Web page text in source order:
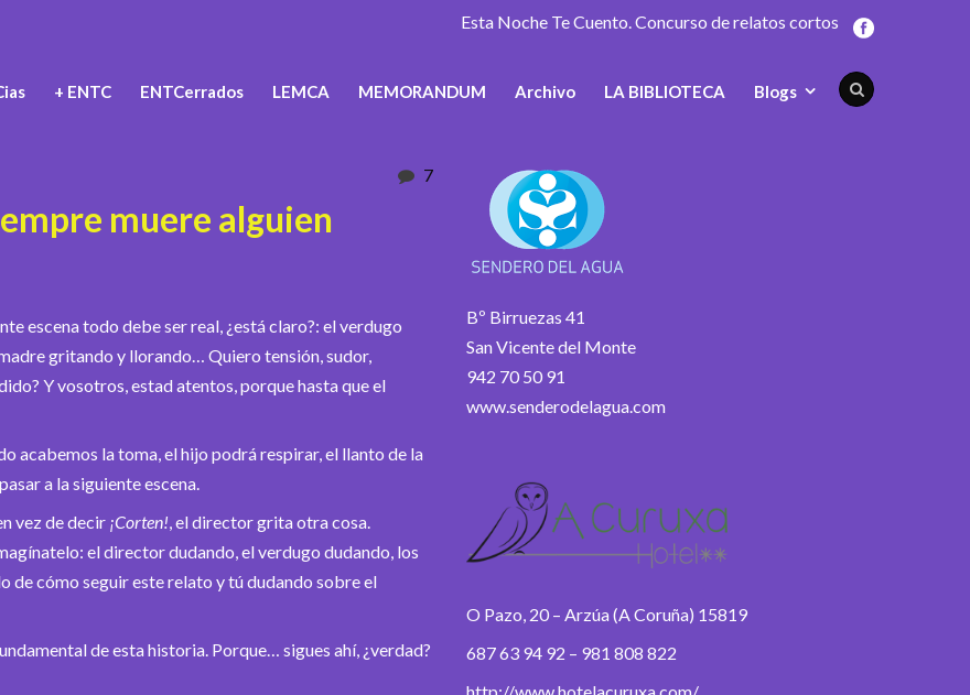
Esta Noche Te Cuento. Concurso de relatos cortos
+ ENTC ENTCerrados LEMCA MEMORANDUM Archivo LA BIBLIOTECA Blogs
7
muere alguien
escena todo debe ser real, ¿está claro?: el verdugo
gritando y llorando… Quiero tensión, sudor,
Y vosotros, estad atentos, porque hasta que el
acabemos la toma, el hijo podrá respirar, el llanto de la
a la siguiente escena.
vez de decir ¡Corten!, el director grita otra cosa.
el director dudando, el verdugo dudando, los
de cómo seguir este relato y tú dudando sobre el
de esta historia. Porque… sigues ahí, ¿verdad?
Bº Birruezas 41
San Vicente del Monte
942 70 50 91
www.senderodelagua.com
O Pazo, 20 – Arzúa (A Coruña) 15819
687 63 94 92 – 981 808 822